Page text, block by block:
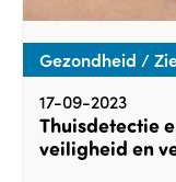
Gezondheid /
17-09-2023
Thuisdetectie
veiligheid en